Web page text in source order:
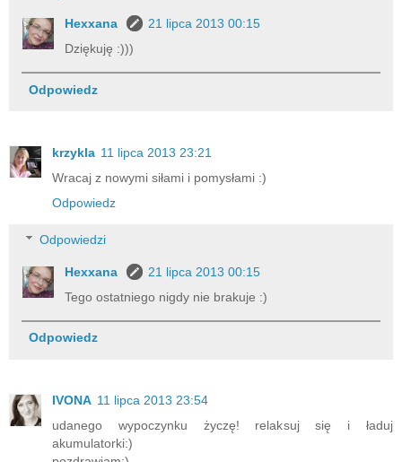
Hexxana
21 lipca 2013 00:15
Dziękuję :)))
Odpowiedz
krzykla 11 lipca 2013 23:21
Wracaj z nowymi siłami i pomysłami :)
Odpowiedz
Odpowiedzi
Hexxana
21 lipca 2013 00:15
Tego ostatniego nigdy nie brakuje :)
Odpowiedz
IVONA 11 lipca 2013 23:54
udanego wypoczynku życzę! relaksuj się i ładuj
akumulatorki:)